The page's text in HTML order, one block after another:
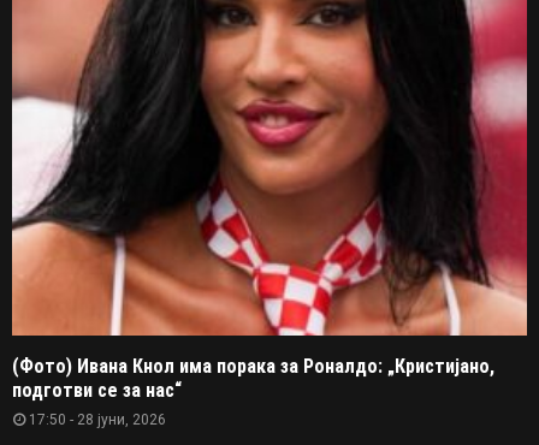
(Фото) Ивана Кнол има порака за Роналдо: „Кристијано,
подготви се за нас“
17:50 - 28 јуни, 2026